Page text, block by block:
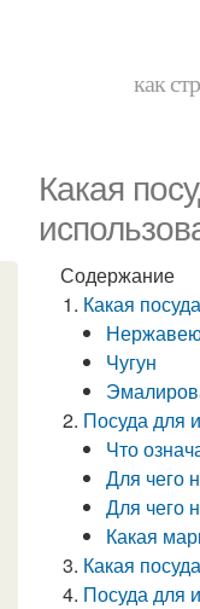
как
Какая
Содержание
Какая
Чугун
Посуда для
Что
Для чего
Для чего
Какая
Какая
Посуда для